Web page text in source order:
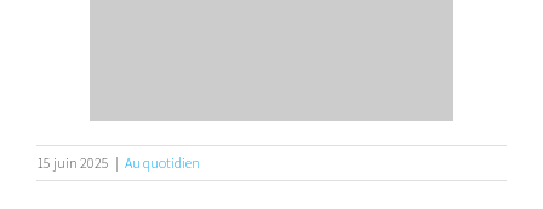
15 juin 2025 | Au quotidien